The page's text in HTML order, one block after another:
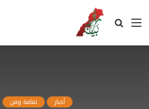
القائمة بحث
أخبار ثقافة وفن